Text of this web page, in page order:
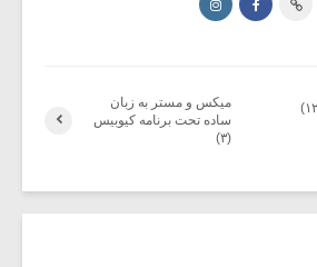
میکس و مستر به زبان
ساده تحت برنامه کیوبیس
(۳)